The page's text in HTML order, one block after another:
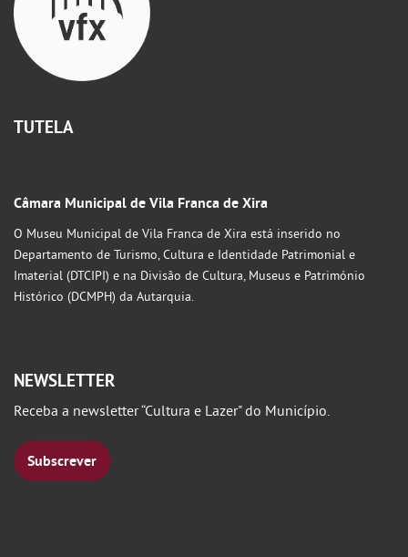
TUTELA
Câmara Municipal de Vila Franca de Xira
O Museu Municipal de Vila Franca de Xira está inserido no
Departamento de Turismo, Cultura e Identidade Patrimonial e
Imaterial (DTCIPI) e na Divisão de Cultura, Museus e Património
Histórico (DCMPH) da Autarquia.
NEWSLETTER
Receba a newsletter “Cultura e Lazer" do Município.
Subscrever